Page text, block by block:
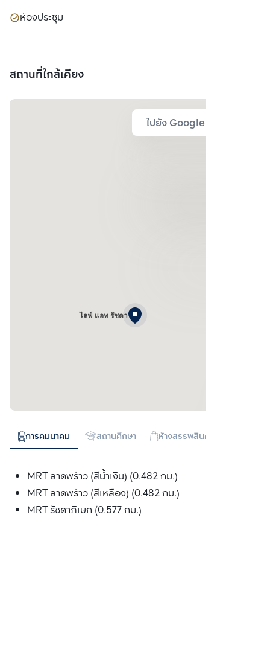
ห้องประชุม
สถานที่ใกล้เคียง
ไปยัง Google Map
ไลฟ์ แอท รัชดา
การคมนาคม สถานศึกษา ห้างสรรพสินค้า
MRT ลาดพร้าว (สีน้ำเงิน) (0.482 กม.)
MRT ลาดพร้าว (สีเหลือง) (0.482 กม.)
MRT รัชดาภิเษก (0.577 กม.)